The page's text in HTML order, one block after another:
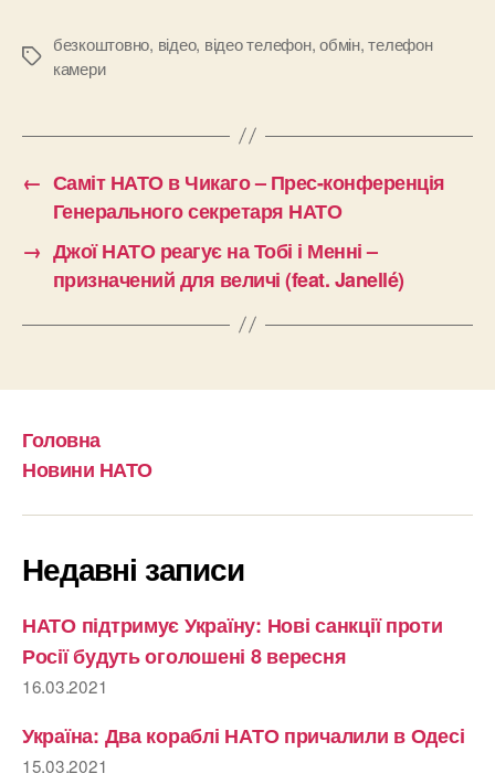
Позначки
безкоштовно, відео, відео телефон,обмін,телефон
камери
← Саміт НАТО в Чикаго – Прес-конференція
Генерального секретаря НАТО
→ Джої НАТО реагує на Тобі і Менні –
призначений для величі (feat. Janellé)
Головна
Новини НАТО
Недавні записи
НАТО підтримує Україну: Нові санкції проти
Росії будуть оголошені 8 вересня
16.03.2021
Україна: Два кораблі НАТО причалили в Одесі
15.03.2021